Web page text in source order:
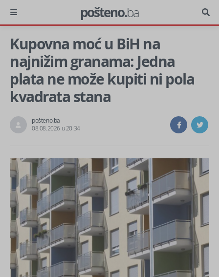
pošteno.ba
Kupovna moć u BiH na
najnižim granama: Jedna
plata ne može kupiti ni pola
kvadrata stana
pošteno.ba
08.08.2026 u 20:34